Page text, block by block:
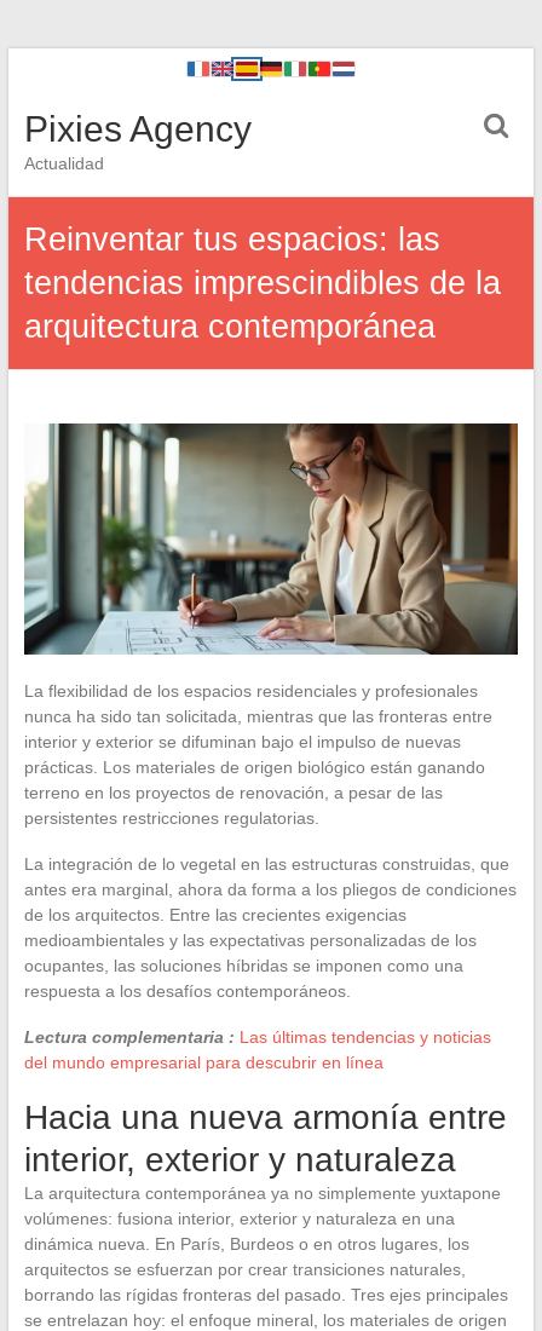
Pixies Agency
Actualidad
Reinventar tus espacios: las
tendencias imprescindibles de la
arquitectura contemporánea
La flexibilidad de los espacios residenciales y profesionales
nunca ha sido tan solicitada, mientras que las fronteras entre
interior y exterior se difuminan bajo el impulso de nuevas
prácticas. Los materiales de origen biológico están ganando
terreno en los proyectos de renovación, a pesar de las
persistentes restricciones regulatorias.
La integración de lo vegetal en las estructuras construidas, que
antes era marginal, ahora da forma a los pliegos de condiciones
de los arquitectos. Entre las crecientes exigencias
medioambientales y las expectativas personalizadas de los
ocupantes, las soluciones híbridas se imponen como una
respuesta a los desafíos contemporáneos.
Lectura complementaria : Las últimas tendencias y noticias
del mundo empresarial para descubrir en línea
Hacia una nueva armonía entre
interior, exterior y naturaleza
La arquitectura contemporánea ya no simplemente yuxtapone
volúmenes: fusiona interior, exterior y naturaleza en una
dinámica nueva. En París, Burdeos o en otros lugares, los
arquitectos se esfuerzan por crear transiciones naturales,
borrando las rígidas fronteras del pasado. Tres ejes principales
se entrelazan hoy: el enfoque mineral, los materiales de origen